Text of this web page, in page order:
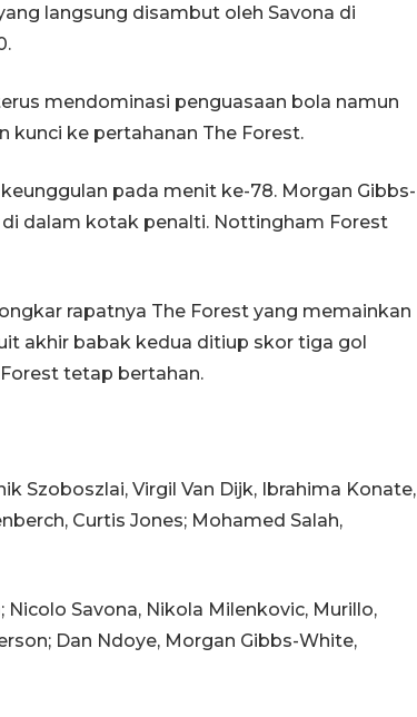
langsung disambut oleh Savona di
mendominasi penguasaan bola namun
ke pertahanan The Forest.
pada menit ke-78. Morgan Gibbs-
dalam kotak penalti. Nottingham Forest
rapatnya The Forest yang memainkan
akhir babak kedua ditiup skor tiga gol
tetap bertahan.
Szoboszlai, Virgil Van Dijk, Ibrahima Konate,
Curtis Jones; Mohamed Salah,
Nicolo Savona, Nikola Milenkovic, Murillo,
Dan Ndoye, Morgan Gibbs-White,
Penyelesaian pembentukan
05 August 2026 10:33 WIB